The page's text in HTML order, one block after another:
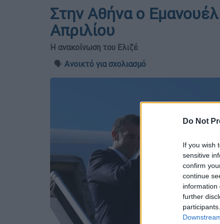
Do Not
If you wish
sensitive
confirm
continue
information
further
Στην Αθήνα ο
Απριλίου
Η ανακοίνωση του Ελιζέ
🗣️ Ανοικτό για σχολιασμό